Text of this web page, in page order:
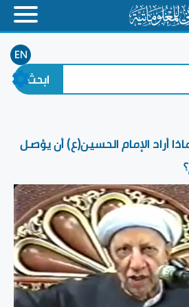
EN
أراد الإمام الحسين(ع) أن يؤصل